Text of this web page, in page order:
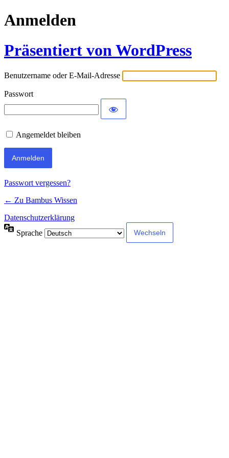
Anmelden
Präsentiert von WordPress
Benutzername oder E-Mail-Adresse
Passwort
Angemeldet bleiben
Passwort vergessen?
← Zu Bambus Wissen
Datenschutzerklärung
Sprache